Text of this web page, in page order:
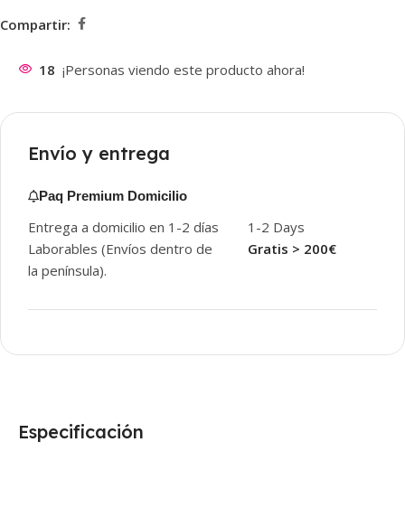
Compartir:
18 ¡Personas viendo este producto ahora!
Envío y entrega
Paq Premium Domicilio
Entrega a domicilio en 1-2 días
Laborables (Envíos dentro de
la península).
1-2 Days
Gratis > 200€
Especificación